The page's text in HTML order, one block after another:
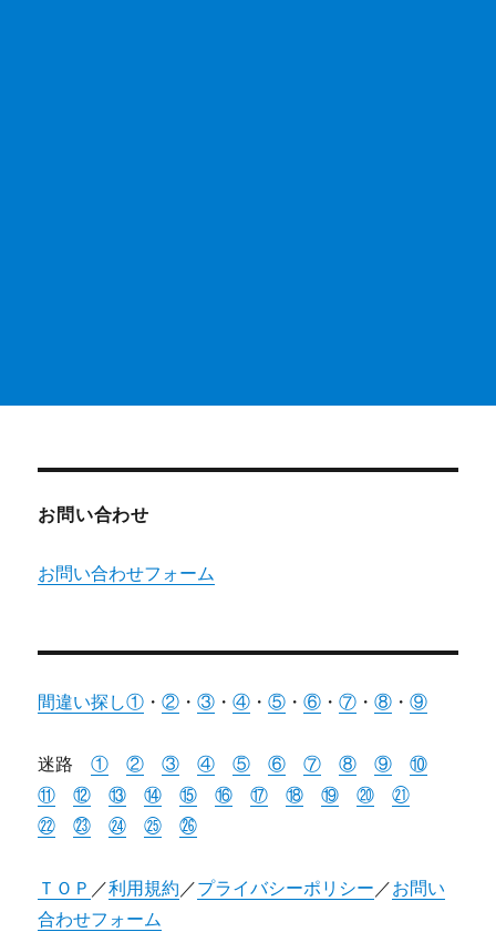
お問い合わせ
お問い合わせフォーム
間違い探し① ・② ・③ ・④ ・⑤ ・⑥ ・⑦ ・⑧ ・⑨
迷路① ② ③ ④ ⑤ ⑥ ⑦ ⑧ ⑨
⑩
⑪
⑫ ⑬ ⑭ ⑮ ⑯ ⑰ ⑱ ⑲ ⑳
㉑
㉒
㉓ ㉔ ㉕ ㉖
ＴＯＰ ／利用規約 ／プライバシーポリシー ／お問い
合わせフォーム